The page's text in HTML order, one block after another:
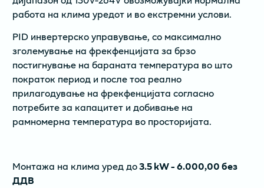
работа на клима уредот и во екстремни услови.
PID инвертерско управување, со максимално
зголемување на фрекфенцијата за брзо
постигнување на бараната температура во што
пократок период и после тоа реално
прилагодување на фрекфенцијата согласно
потребите за капацитет и добивање на
рамномерна температура во просторијата.
Монтажа на клима уред до3.5 kW - 6.000,00 без
ДДВ